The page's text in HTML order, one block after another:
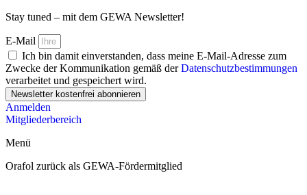
Stay tuned – mit dem GEWA Newsletter!
E-Mail
Ich bin damit einverstanden, dass meine E-Mail-Adresse zum
Zwecke der Kommunikation gemäß derDatenschutzbestimmungen
verarbeitet und gespeichert wird.
Newsletter kostenfrei abonnieren
Anmelden
Mitgliederbereich
Menü
Orafol zurück als GEWA-Fördermitglied